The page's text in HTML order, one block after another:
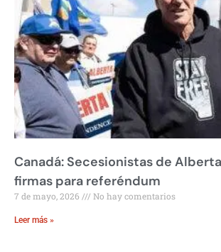
Canadá: Secesionistas de
firmas para referéndum
7 de mayo, 2026 No hay comentarios
Leer más »